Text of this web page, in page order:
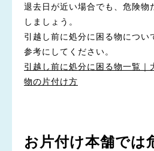
退去日が近い場合でも、危険物
しましょう。
引越し前に処分に困る物につい
参考にしてください。
引越し前に処分に困る物一覧｜
物の片付け方
お片付け本舗では